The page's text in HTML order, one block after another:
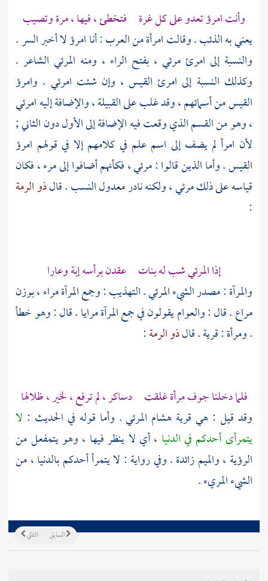
وأنت امرؤ تعدو على كل غرة فتخطئ ، فيها ، مرة وتصيب
يعني به الذئب . وقالت امرأة من العرب : أنا امرؤ لا أخبر السر .
والنسبة إلى امرئ مرئي ، بفتح الراء ، ومنه المرئي الشاعر .
وكذلك النسبة إلى امرئ القيس ، وإن شئت امرئي . وامرؤ
القيسمن أسمائهم ، وقد غلب على القبيلة ، والإضافة إليه امرئي
، وهو من القسم الذي وقعت فيه الإضافة إلى الأول دون الثاني ;
لأن امرأ لم يضف إلى اسم علم في كلامهم إلا في قولهم امرؤ
القيس. وأما الذين قالوا : مرئي ، فكأنهم أضافوا إلى مرء ، فكان
قياسه على ذلك مرئي ، ولكنه نادر معدول النسب . قالذو الرمة
:
إذا المرئي شب له بنات عقدن برأسه إبة وعارا
والمرآة : مصدر الشيء المرئي . التهذيب : وجمع المرآة مراء ، بوزن
مراع . قال : والعوام يقولون في جمع المرآة مرايا . قال : وهو خطأ
.ومرأة: قرية . قالذو الرمة:
فلما دخلنا جوف مرأة غلقت دساكر ، لم ترفع ، لخير ، ظلالها
وقد قيل : هي قرية هشام المرئي. وأما قوله في الحديث : لا
يتمرأى أحدكم في الدنيا ، أي لا ينظر فيها ، وهو يتمفعل من
الرؤية ، والميم زائدة . وفي رواية : لا يتمرأ أحدكم بالدنيا ، من
الشيء المريء .
التالي السابق